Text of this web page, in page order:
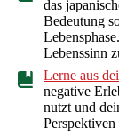
das
Bedeutung
Lebenssinn
Lerne aus
negative
nutzt und